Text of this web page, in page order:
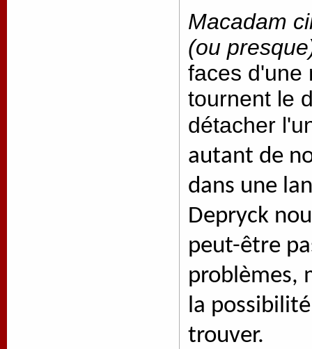
Macadam
(ou
faces d'une
tournent le
détacher
autant de
dans une
Depryck
peut-être
problèmes,
la
trouver.